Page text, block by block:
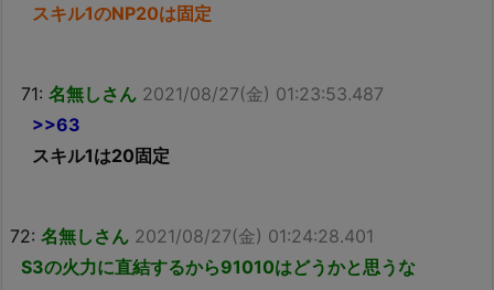
スキル1のNP20は固定
71: 名無しさん 2021/08/27(金) 01:23:53.487
>>63
スキル1は20固定
72: 名無しさん 2021/08/27(金) 01:24:28.401
S3の火力に直結するから91010はどうかと思うな